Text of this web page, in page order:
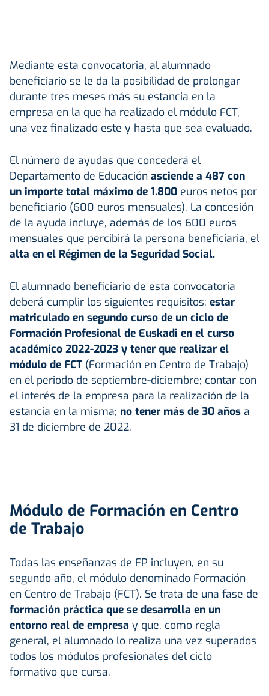
Mediante esta convocatoria, al alumnado
beneficiario se le da la posibilidad de prolongar
durante tres meses más su estancia en la
empresa en la que ha realizado el módulo FCT,
una vez finalizado este y hasta que sea evaluado.
El número de ayudas que concederá el
Departamento de Educación asciende a 487 con
un importe total máximo de 1.800 euros netos por
beneficiario (600 euros mensuales). La concesión
de la ayuda incluye, además de los 600 euros
mensuales que percibirá la persona beneficiaria, el
alta en el Régimen de la Seguridad Social.
El alumnado beneficiario de esta convocatoria
deberá cumplir los siguientes requisitos: estar
matriculado en segundo curso de un ciclo de
Formación Profesional de Euskadi en el curso
académico 2022-2023 y tener que realizar el
módulo de FCT (Formación en Centro de Trabajo)
en el periodo de septiembre-diciembre; contar con
el interés de la empresa para la realización de la
estancia en la misma; no tener más de 30 años a
31 de diciembre de 2022.
Módulo de Formación en Centro
de Trabajo
Todas las enseñanzas de FP incluyen, en su
segundo año, el módulo denominado Formación
en Centro de Trabajo (FCT). Se trata de una fase de
formación práctica que se desarrolla en un
entorno real de empresa y que, como regla
general, el alumnado lo realiza una vez superados
todos los módulos profesionales del ciclo
formativo que cursa.